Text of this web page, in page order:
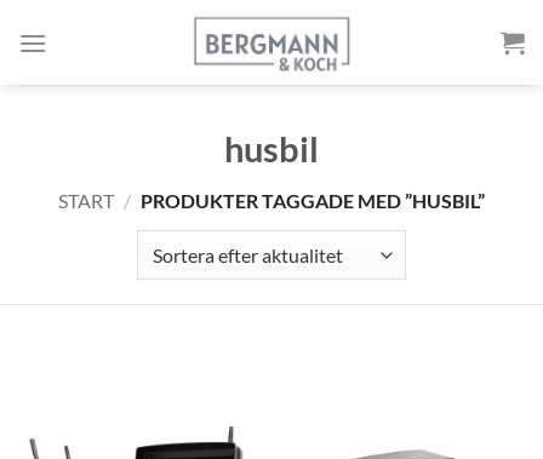
husbil
START / PRODUKTER TAGGADE MED ”HUSBIL”